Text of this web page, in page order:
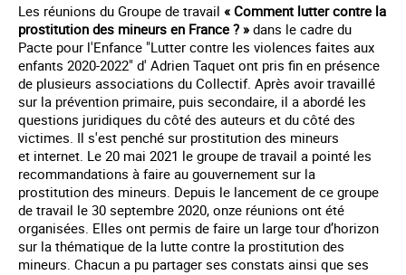
Les réunions du Groupe de travail « Comment lutter contre la
prostitution des mineurs en France ? » dans le cadre du
Pacte pour l'Enfance "Lutter contre les violences faites aux
enfants 2020-2022" d' Adrien Taquet ont pris fin en présence
de plusieurs associations du Collectif. Après avoir travaillé
sur la prévention primaire, puis secondaire, il a abordé les
questions juridiques du côté des auteurs et du côté des
victimes. Il s'est penché sur prostitution des mineurs
et internet. Le 20 mai 2021 le groupe de travail a pointé les
recommandations à faire au gouvernement sur la
prostitution des mineurs. Depuis le lancement de ce groupe
de travail le 30 septembre 2020, onze réunions ont été
organisées. Elles ont permis de faire un large tour d’horizon
sur la thématique de la lutte contre la prostitution des
mineurs. Chacun a pu partager ses constats ainsi que ses